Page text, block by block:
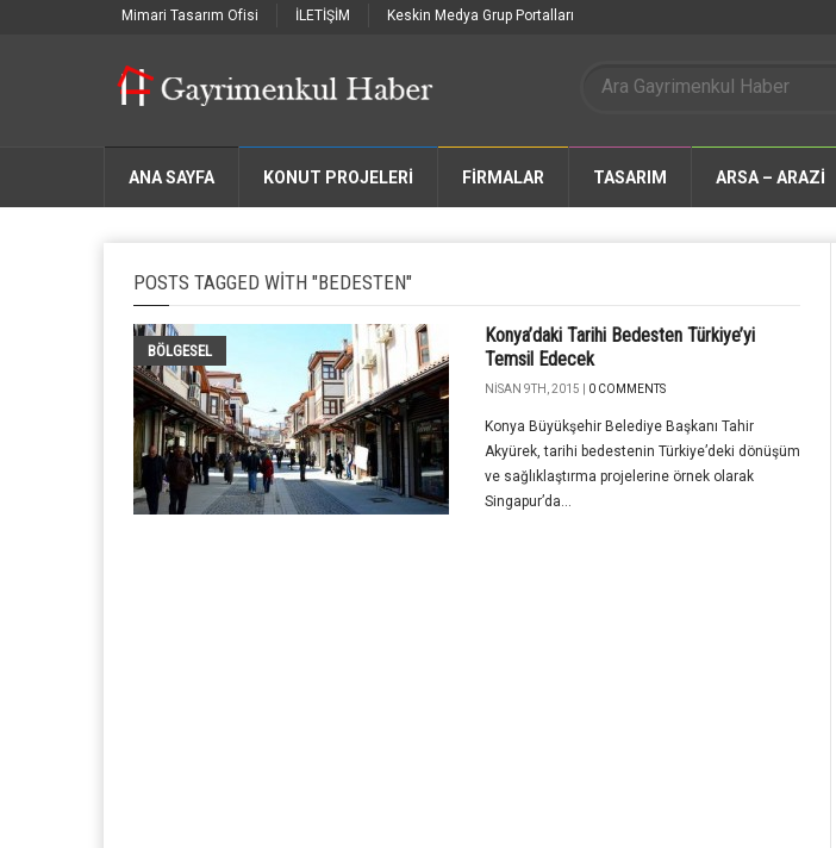
Mimari Tasarım Ofisi İLETİŞİM Keskin Medya Grup Portalları
ANA SAYFA KONUT PROJELERİ FIRMALAR TASARIM ARSA – ARAZİ
POSTS TAGGED WITH "BEDESTEN"
BÖLGESEL
Konya’daki Tarihi Bedesten Türkiye’yi
Temsil Edecek
NISAN 9TH, 2015 | 0 COMMENTS
Konya Büyükşehir Belediye Başkanı Tahir
Akyürek, tarihi bedestenin Türkiye’deki dönüşüm
ve sağlıklaştırma projelerine örnek olarak
Singapur’da...